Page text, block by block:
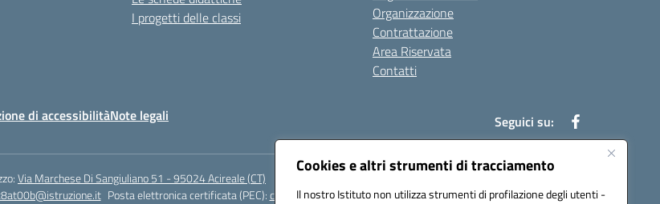
Cookies e altri strumenti di tracciamento
Il nostro Istituto non utilizza strumenti di profilazione degli utenti -
I progetti delle classi
Organizzazione
Contrattazione
Area Riservata
Contatti
di accessibilitàNote legali Seguici su:
Via Marchese Di Sangiuliano 51 - 95024 Acireale (CT)
Posta elettronica certificata (PEC):ctic8at00b@pec.istruzione.it